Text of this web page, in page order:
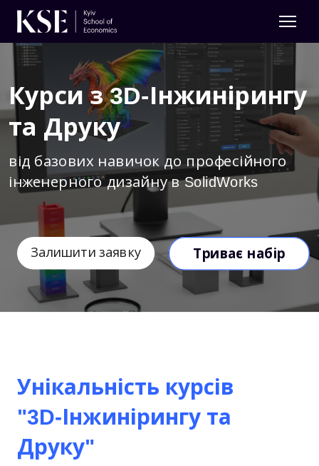
Триває набір
Залишити заявку
Курси з 3D-Інжинірингу
та Друку
від базових навичок до професійного
інженерного дизайну в SolidWorks
Унікальність курсів
"3D-Інжинірингу та
Друку"